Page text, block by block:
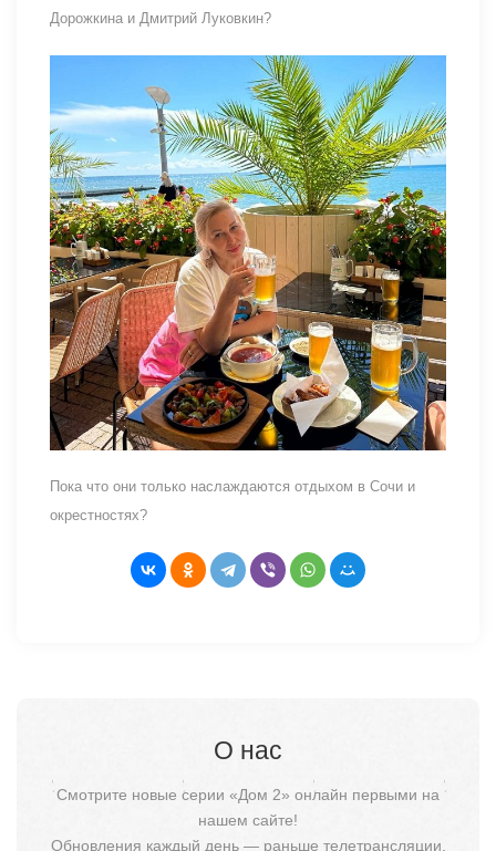
Дорожкина и Дмитрий Луковкин?
Пока что они только наслаждаются отдыхом в Сочи и
окрестностях?
О нас
Смотрите новые серии «Дом 2» онлайн первыми на
нашем сайте!
Обновления каждый день — раньше телетрансляции.